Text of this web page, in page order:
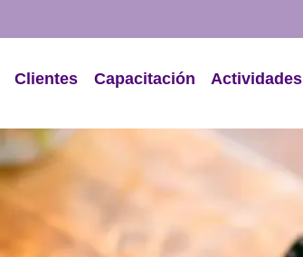
Clientes Capacitación Actividades